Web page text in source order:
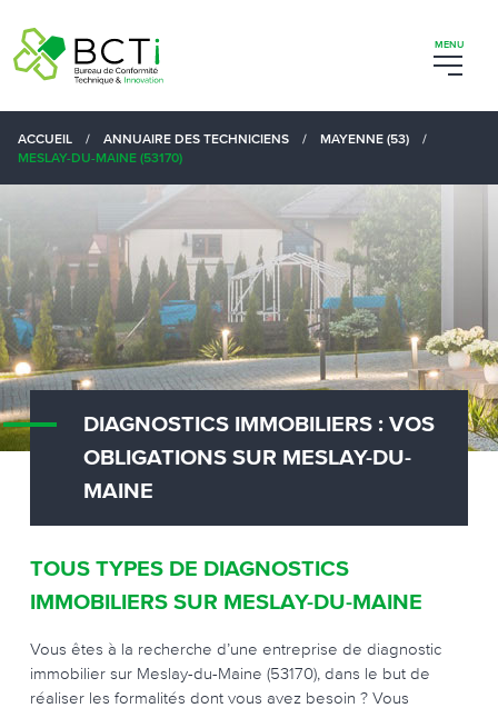
ACCUEIL / ANNUAIRE DES TECHNICIENS / MAYENNE (53)
/
MESLAY-DU-MAINE (53170)
DIAGNOSTICS IMMOBILIERS : VOS
OBLIGATIONS SUR MESLAY-DU-
MAINE
TOUS TYPES DE DIAGNOSTICS
IMMOBILIERS SUR MESLAY-DU-MAINE
Vous êtes à la recherche d’une entreprise de diagnostic
immobilier sur Meslay-du-Maine (53170), dans le but de
réaliser les formalités dont vous avez besoin ? Vous